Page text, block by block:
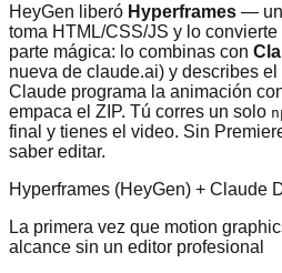
HeyGen liberó Hyperframes — un
toma HTML/CSS/JS y lo
parte mágica: lo combinas con
nueva de claude.ai) y describes
Claude programa la animación
empaca el ZIP. Tú corres un solo
final y tienes el video. Sin
saber editar.
Hyperframes (HeyGen) + Claude
La primera vez que motion
alcance sin un editor profesional